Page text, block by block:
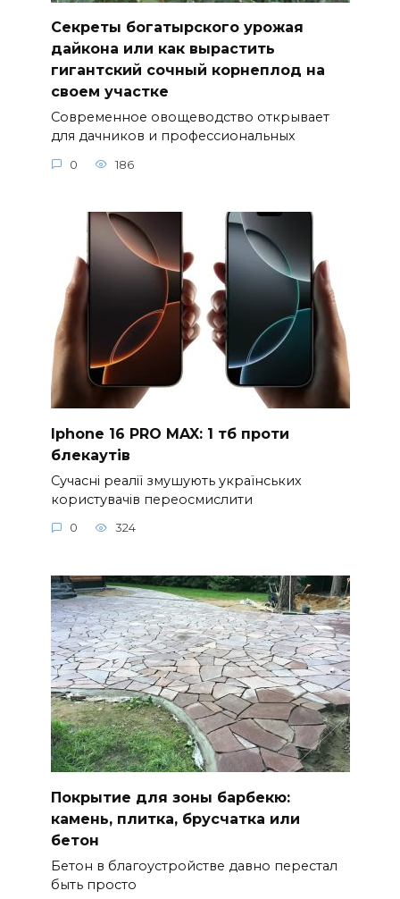
Секреты богатырского урожая
дайкона или как вырастить
гигантский сочный корнеплод на
своем участке
Современное овощеводство открывает
для дачников и профессиональных
0 186
Iphone 16 PRO MAX: 1 тб проти
блекаутів
Сучасні реалії змушують українських
користувачів переосмислити
0 324
Покрытие для зоны барбекю:
камень, плитка, брусчатка или
бетон
Бетон в благоустройстве давно перестал
быть просто